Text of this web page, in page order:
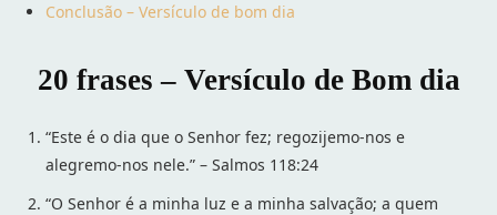
Conclusão – Versículo de bom dia
20 frases – Versículo de Bom dia
“Este é o dia que o Senhor fez; regozijemo-nos e
alegremo-nos nele.” – Salmos 118:24
“O Senhor é a minha luz e a minha salvação; a quem